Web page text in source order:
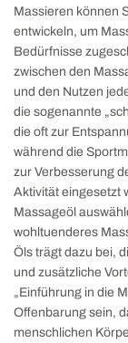
Massieren können
entwickeln, um
Bedürfnisse
zwischen den
und den Nutzen
die sogenannte
die oft zur
während die
zur Verbesserung
Aktivität eingesetzt
Massageöl
wohltuenderes
Öls trägt dazu bei,
und zusätzliche
„Einführung in die
Offenbarung sein,
menschlichen